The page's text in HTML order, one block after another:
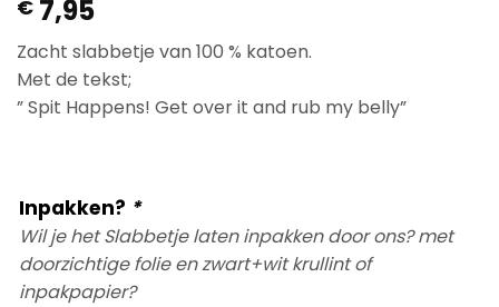
€ 7,95
Zacht slabbetje van 100 % katoen.
Met de tekst;
” Spit Happens! Get over it and rub my belly”
Inpakken? *
Wil je het Slabbetje laten inpakken door ons? met
doorzichtige folie en zwart+wit krullint of
inpakpapier?